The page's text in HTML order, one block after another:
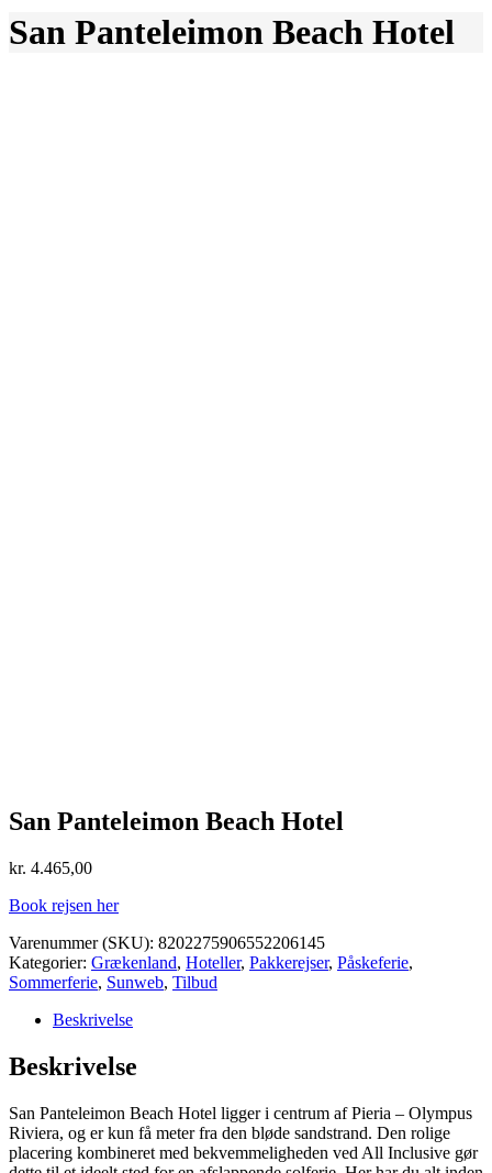
San Panteleimon Beach Hotel
San Panteleimon Beach Hotel
kr. 4.465,00
Book rejsen her
Varenummer (SKU): 8202275906552206145
Kategorier: Grækenland, Hoteller, Pakkerejser, Påskeferie,
Sommerferie, Sunweb, Tilbud
Beskrivelse
Beskrivelse
San Panteleimon Beach Hotel ligger i centrum af Pieria – Olympus
Riviera, og er kun få meter fra den bløde sandstrand. Den rolige
placering kombineret med bekvemmeligheden ved All Inclusive gør